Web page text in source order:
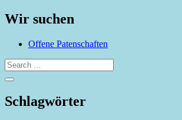
Wir suchen
Offene Patenschaften
Schlagwörter